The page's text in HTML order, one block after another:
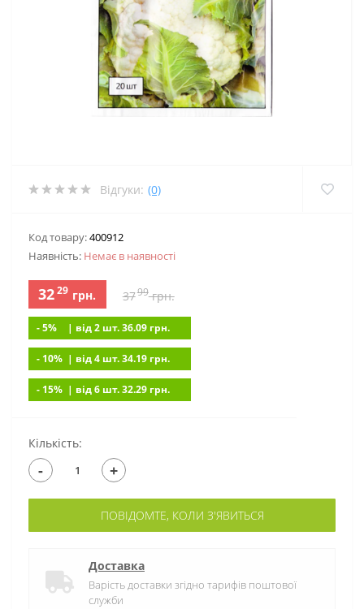
Відгуки: (0)
Код товару:400912
Наявність: Немає в наявностi
3229 грн. 3799грн.
- 5% | вiд 2 шт. 36.09 грн.
- 10% | вiд 4 шт. 34.19 грн.
- 15% | вiд 6 шт. 32.29 грн.
Кількість:
- +
ПОВІДОМТЕ, КОЛИ З'ЯВИТЬСЯ
Доставка
Варість доставки згідно тарифів поштової
служби